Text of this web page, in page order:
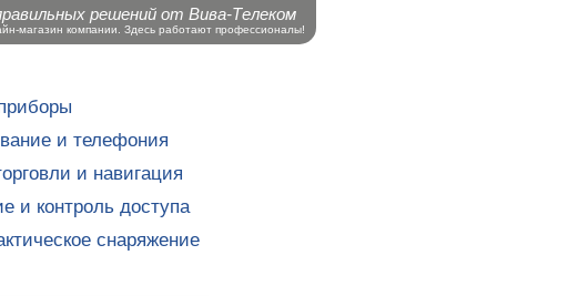
и телефония
и навигация
и контроль доступа
снаряжение
решений от Вива-Телеком
магазин компании. Здесь работают профессионалы!